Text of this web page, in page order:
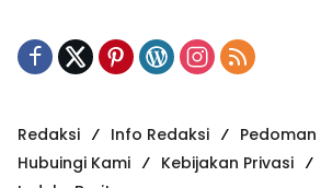
Redaksi Info Redaksi
Pedoman
Hubuingi Kami
Kebijakan Privasi